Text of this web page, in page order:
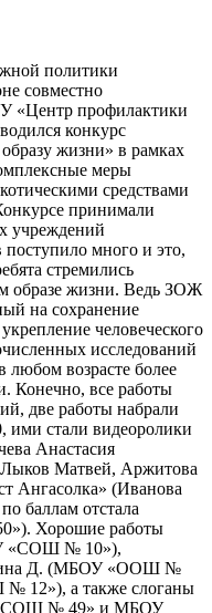
политики
совместно
«Центр профилактики
конкурс
жизни» в рамках
меры
средствами
принимали
учреждений
много и это,
стремились
образе жизни. Ведь ЗОЖ
на сохранение
человеческого
исследований
любом возрасте более
Конечно, все работы
две работы набрали
ими стали видеоролики
Анастасия
Матвей, Аржитова
(Иванова
баллам отстала
Хорошие работы
«СОШ № 10»),
Д. (МБОУ «ООШ №
12»), а также слоганы
№ 49» и МБОУ